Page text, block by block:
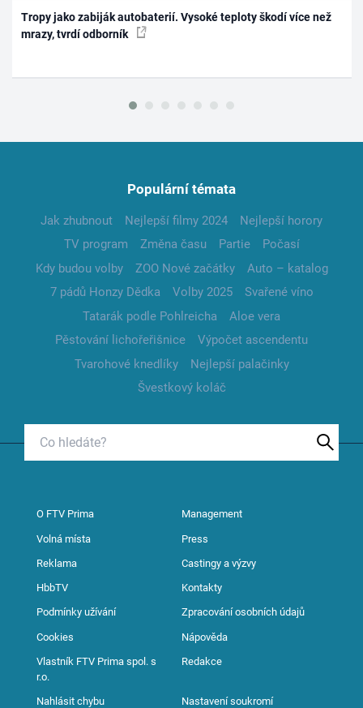
Tropy jako zabiják autobaterií. Vysoké teploty škodí více než
mrazy, tvrdí odborník
Populární témata
Jak zhubnout Nejlepší filmy 2024
Nejlepší horory
TV program
Změna času Partie
Počasí
Kdy budou volby
ZOO Nové začátky
Auto – katalog
7 pádů Honzy Dědka
Volby 2025
Svařené víno
Tatarák podle Pohlreicha
Aloe vera
Pěstování lichořeřišnice
Výpočet ascendentu
Tvarohové knedlíky
Nejlepší palačinky
Švestkový koláč
O FTV Prima Management
Volná místa Press
Reklama Castingy a výzvy
HbbTV Kontakty
Podmínky užívání Zpracování osobních údajů
Cookies Nápověda
Vlastník FTV Prima spol. s
r.o.
Redakce
Nahlásit chybu Nastavení soukromí